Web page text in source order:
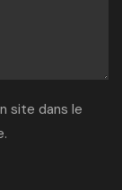
site dans le